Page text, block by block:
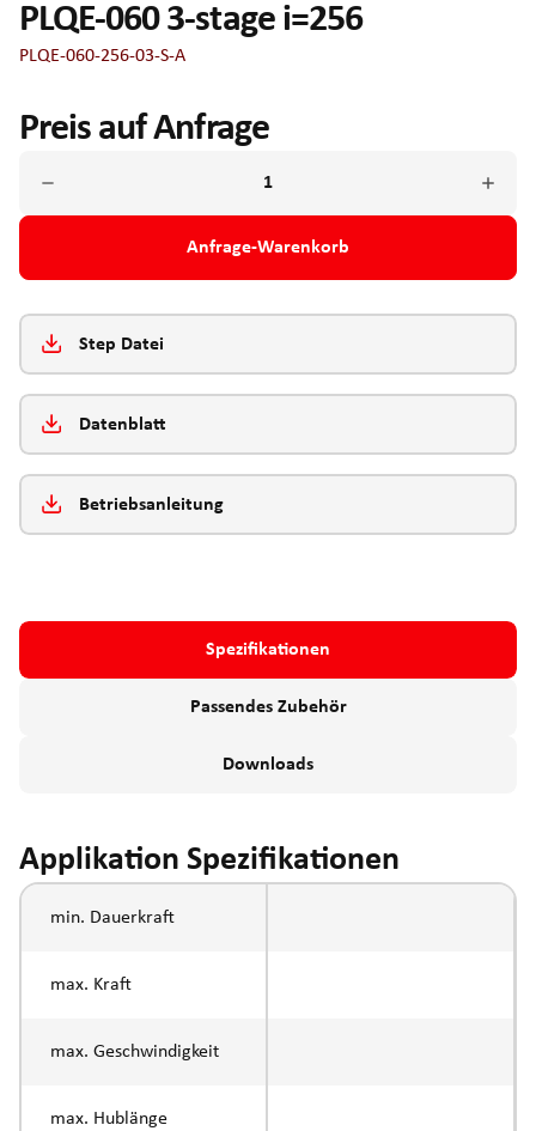
PLQE-060 3-stage i=256
PLQE-060-256-03-S-A
Preis auf Anfrage
Anfrage-Warenkorb
Step Datei
Datenblatt
Betriebsanleitung
Spezifikationen
Passendes Zubehör
Downloads
Applikation Spezifikationen
min. Dauerkraft
max. Kraft
max. Geschwindigkeit
max. Hublänge